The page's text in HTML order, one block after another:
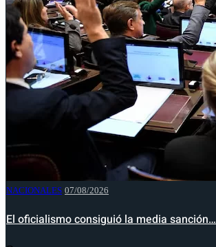
NACIONALES 07/08/2026
El oficialismo consiguió la media sanción…